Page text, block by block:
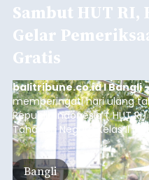
Sambut HUT RI,
Gelar
Gratis
balitribune.co.id I Bangli
memperingati hari ulang
Republik Indonesia ( HUT
Tahanan Negara Kelas II B
kegiatan pemeriksaan
(6/8/2026).
Bangli